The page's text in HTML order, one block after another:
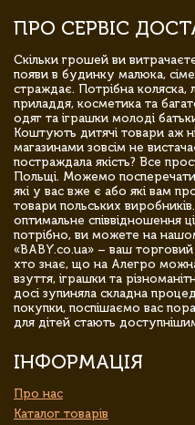
ПРО СЕРВІС
Скільки грошей ви
появи в будинку малюка,
страждає. Потрібна коляска,
приладдя, косметика та
одяг та іграшки молоді
Коштують дитячі товари аж
магазинами зовсім не
постраждала якість? Все
Польщі. Можемо
які у вас вже є або які вам
товари польських
оптимальне співвідношення
потрібно, ви можете на
«BABY.co.ua» – ваш
хто знає, що на Алегро
взуття, іграшки та
досі зупиняла складна
покупки, поспішаємо вас
для дітей стають
ІНФОРМАЦІЯ
Про нас
Каталог товарів